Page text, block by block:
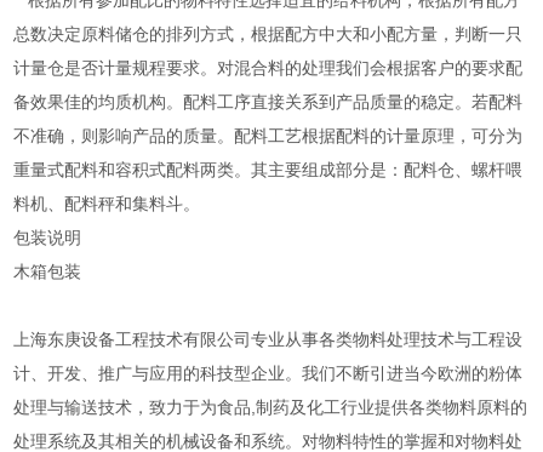
总数决定原料储仓的排列方式，根据配方中大和小配方量，判断一只
计量仓是否计量规程要求。对混合料的处理我们会根据客户的要求配
备效果佳的均质机构。配料工序直接关系到产品质量的稳定。若配料
不准确，则影响产品的质量。配料工艺根据配料的计量原理，可分为
重量式配料和容积式配料两类。其主要组成部分是：配料仓、螺杆喂
料机、配料秤和集料斗。
包装说明
木箱包装
上海东庚设备工程技术有限公司专业从事各类物料处理技术与工程设
计、开发、推广与应用的科技型企业。我们不断引进当今欧洲的粉体
处理与输送技术，致力于为食品,制药及化工行业提供各类物料原料的
处理系统及其相关的机械设备和系统。对物料特性的掌握和对物料处